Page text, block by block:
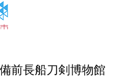
前長船刀剣博物館